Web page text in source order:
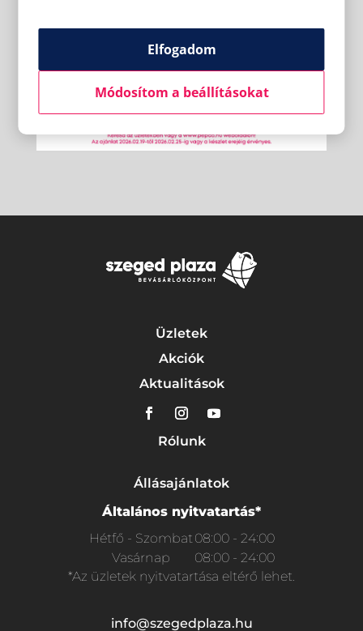
Üzletek
Akciók
Aktualitások
Rólunk
Állásajánlatok
Általános nyitvatartás*
Hétfő - Szombat08:00 - 24:00
Vasárnap
08:00 - 24:00
*Az üzletek nyitvatartása eltérő lehet.
info@szegedplaza.hu
Elfogadom
Módosítom a beállításokat